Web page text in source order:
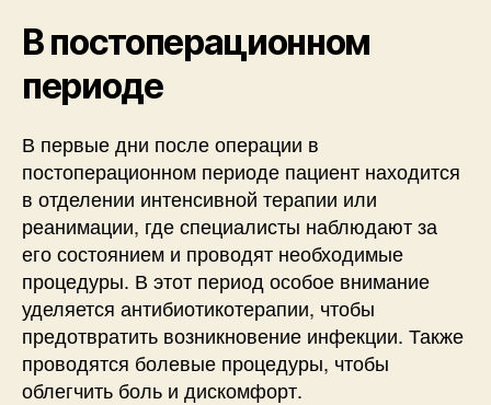
В постоперационном
периоде
В первые дни после операции в
постоперационном периоде пациент находится
в отделении интенсивной терапии или
реанимации, где специалисты наблюдают за
его состоянием и проводят необходимые
процедуры. В этот период особое внимание
уделяется антибиотикотерапии, чтобы
предотвратить возникновение инфекции. Также
проводятся болевые процедуры, чтобы
облегчить боль и дискомфорт.